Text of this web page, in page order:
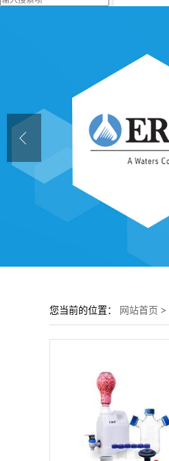
您当前的位置： 网站首页 >